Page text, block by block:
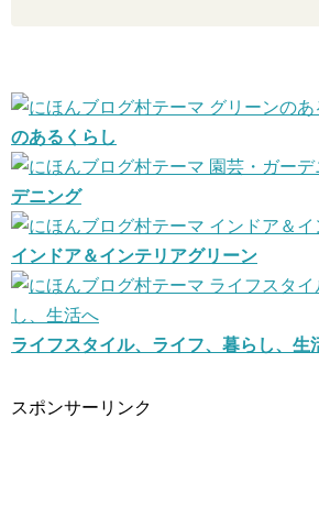
のあるくらし
デニング
インドア＆インテリアグリーン
ライフスタイル、ライフ、暮らし、生
スポンサーリンク